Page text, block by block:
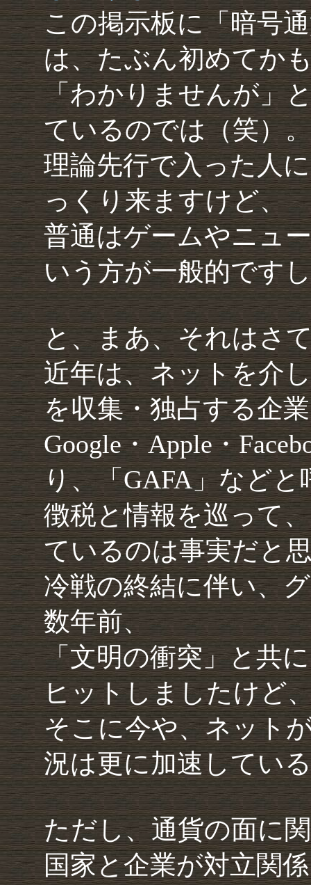
この掲示板に「暗号
は、たぶん初めてか
「わかりませんが」
ているのでは（笑）。
理論先行で入った人
っくり来ますけど、
普通はゲームやニュ
いう方が一般的です
と、まあ、それはさ
近年は、ネットを介
を収集・独占する企
Google・Apple・
り、「GAFA」など
徴税と情報を巡って
ているのは事実だと
冷戦の終結に伴い、
数年前、
「文明の衝突」と共
ヒットしましたけど
そこに今や、ネット
況は更に加速してい
ただし、通貨の面に
国家と企業が対立関